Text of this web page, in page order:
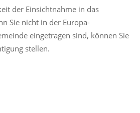
der Einsichtnahme in das
Sie nicht in der Europa-
eingetragen sind, können Sie
stellen.